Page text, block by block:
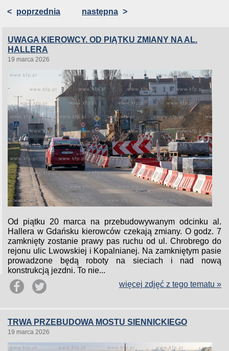
< poprzednia następna >
UWAGA KIEROWCY. OD PIĄTKU ZMIANY NA AL.
HALLERA
19 marca 2026
Od piątku 20 marca na przebudowywanym odcinku al.
Hallera w Gdańsku kierowców czekają zmiany. O godz. 7
zamknięty zostanie prawy pas ruchu od ul. Chrobrego do
rejonu ulic Lwowskiej i Kopalnianej. Na zamkniętym pasie
prowadzone będą roboty na sieciach i nad nową
konstrukcją jezdni. To nie...
więcej zdjęć z tego tematu »
TRWA PRZEBUDOWA MOSTU SIENNICKIEGO
19 marca 2026